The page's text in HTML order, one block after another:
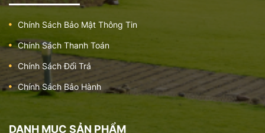
Chính Sách Bảo Mật Thông Tin
Chính Sách Thanh Toán
Chính Sách Đổi Trả
Chính Sách Bảo Hành
DANH MỤC SẢN PHẨM